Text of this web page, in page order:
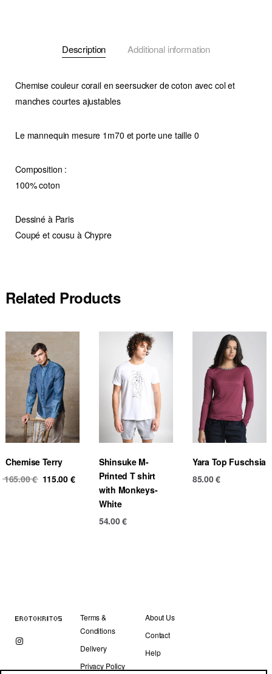
Description Additional information
Chemise couleur corail en seersucker de coton avec col et
manches courtes ajustables
Le mannequin mesure 1m70 et porte une taille 0
Composition :
100% coton
Dessiné à Paris
Coupé et cousu à Chypre
Related Products
Chemise Terry
165.00€ Original
115.00 € Current
115.00 €.
Shinsuke M-
Printed T shirt
with Monkeys-
White
54.00€
Yara Top Fuschsia
85.00€
Terms &
Conditions
Delivery
Privacy Policy
About Us
Contact
Help